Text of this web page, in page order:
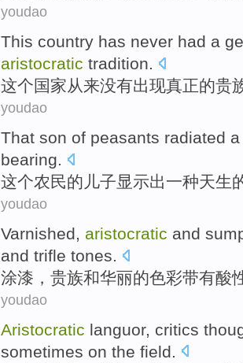
youdao
This country has never had a
aristocratic tradition.
这个国家从来没有出现真正的贵
youdao
That son of peasants radiated a
bearing.
这个农民的 儿子显示出一种天生
youdao
Varnished, aristocratic and
and trifle tones.
涂漆 ， 贵族和华丽的色彩带有酸
youdao
Aristocratic languor, critics
sometimes on the field